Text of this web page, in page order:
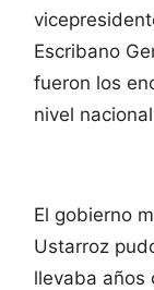
Escribano
fueron los
nivel
El gobierno
Ustarroz
llevaba años